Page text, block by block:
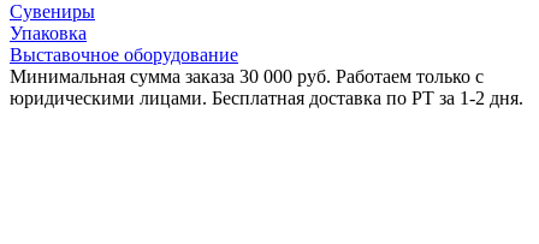
Сувениры
Упаковка
Выставочное оборудование
Минимальная сумма заказа 30 000 руб. Работаем только с
юридическими лицами. Бесплатная доставка по РТ за 1-2 дня.